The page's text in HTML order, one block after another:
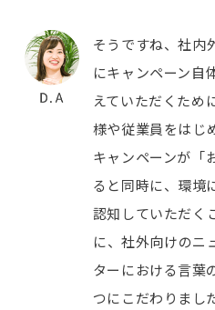
そうですね、社内
にキャンペーン自
えていただくため
様や従業員をはじ
キャンペーンが「
ると同時に、環境
認知していただく
に、社外向けのニ
ターにおける言葉
つにこだわりまし